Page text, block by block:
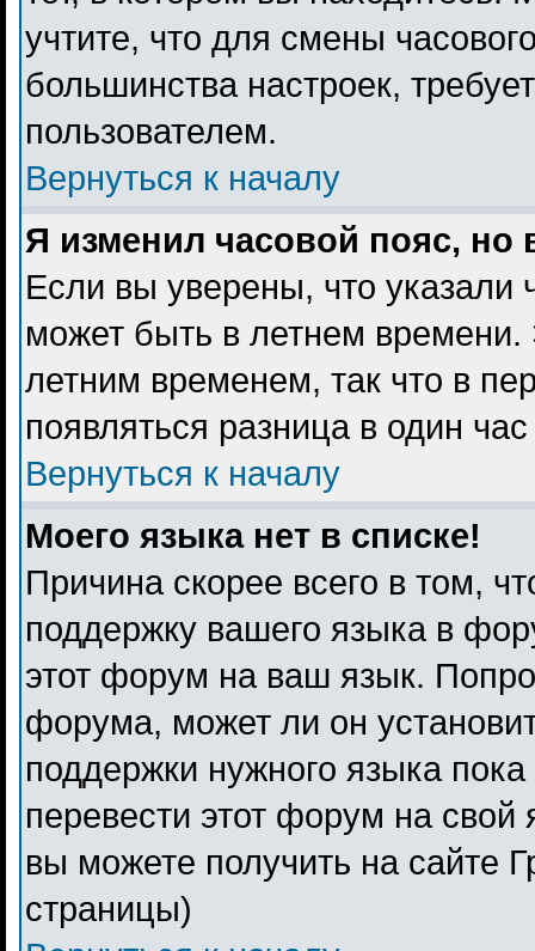
учтите, что для смены
большинства настроек,
пользователем.
Вернуться к началу
Я изменил часовой пояс, но
Если вы уверены, что указали
может быть в летнем
летним временем, так что в
появляться разница в один
Вернуться к началу
Моего языка нет в списке!
Причина скорее всего в том,
поддержку вашего языка в
этот форум на ваш язык.
форума, может ли он
поддержки нужного языка
перевести этот форум на
вы можете получить на сайте
страницы)